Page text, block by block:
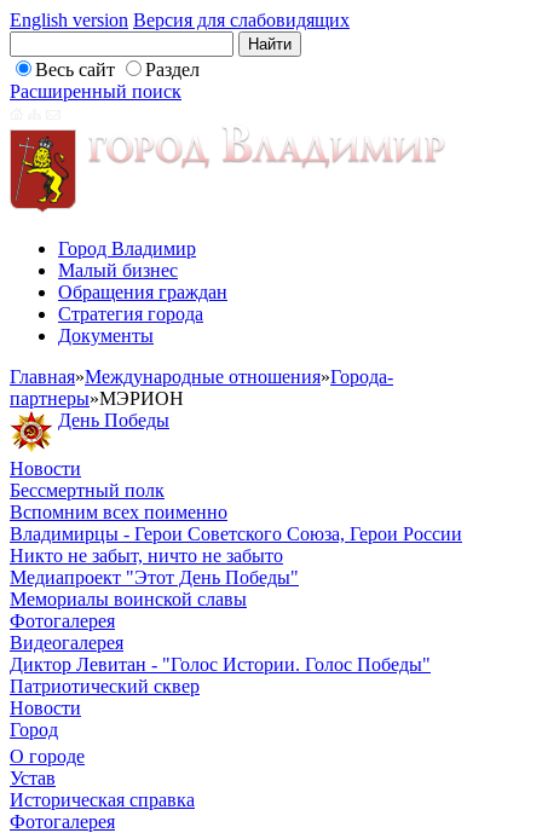
English version Версия для слабовидящих
Весь сайт
Раздел
Расширенный поиск
Город Владимир
Малый бизнес
Обращения граждан
Стратегия города
Документы
Главная»Международные отношения»Города-
партнеры»МЭРИОН
День Победы
Новости
Бессмертный полк
Вспомним всех поименно
Владимирцы - Герои Советского Союза, Герои России
Никто не забыт, ничто не забыто
Медиапроект "Этот День Победы"
Мемориалы воинской славы
Фотогалерея
Видеогалерея
Диктор Левитан - "Голос Истории. Голос Победы"
Патриотический сквер
Новости
Город
О городе
Устав
Историческая справка
Фотогалерея